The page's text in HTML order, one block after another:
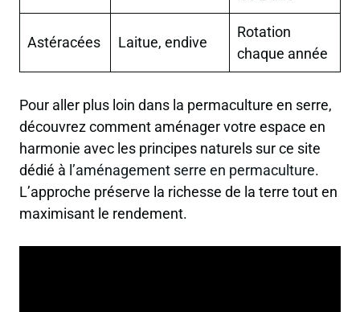
Astéracées Laitue, endive
Rotation
chaque année
Pour aller plus loin dans la permaculture en serre,
découvrez comment aménager votre espace en
harmonie avec les principes naturels sur ce site
dédié à l’aménagement serre en permaculture.
L’approche préserve la richesse de la terre tout en
maximisant le rendement.